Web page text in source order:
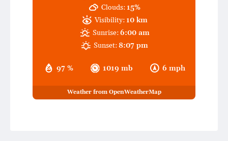
97 % 1019 mb 6 mph
Clouds: 15%
Visibility: 10 km
Sunrise:6:00 am
Sunset:8:07 pm
Weather from OpenWeatherMap